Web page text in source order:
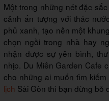
Một trong những nét đặc
cảnh ấn tượng với thác
phủ xanh, tạo nên một
chọn ngồi trong nhà hay
nhận được sự yên bình,
nhịp. Du Miên Garden Cafe
cho những ai muốn tìm
lịch Sài Gòn thì bạn đừng bỏ